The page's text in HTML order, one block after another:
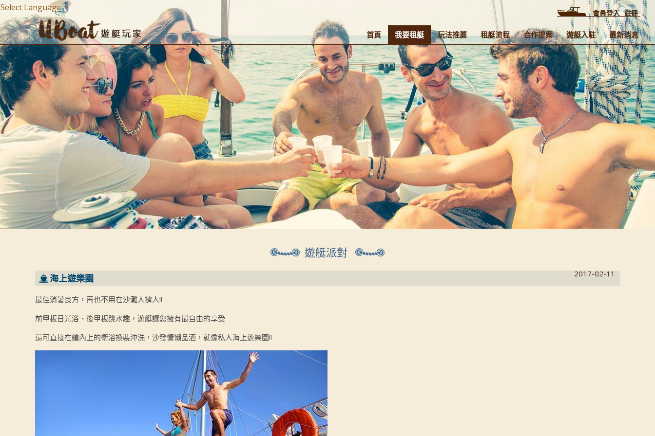
Select Language▼
會員登入 註冊
首頁 我要租艇 玩法推薦 租艇流程 合作提案 遊艇入駐 最新消息
遊艇派對
2017-02-11
海上遊樂園
最佳消暑良方，再也不用在沙灘人擠人!!
前甲板日光浴、後甲板跳水趣，遊艇讓您擁有最自由的享受
還可直接在艙內上的衛浴換裝沖洗，沙發慵懶品酒，就像私人海上遊樂園!!